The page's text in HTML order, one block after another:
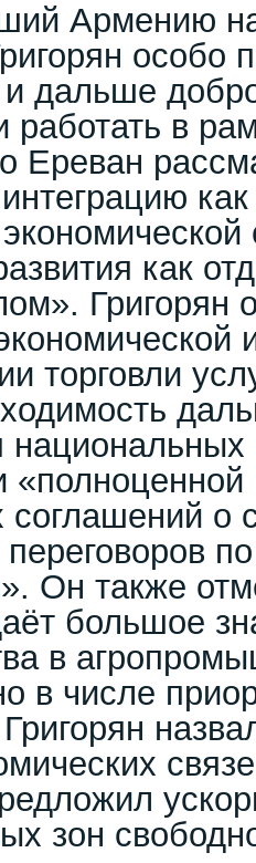
Армению
особо
и дальше
работать в
Ереван
как
Григорян
торговли
«полноценной
о
Он также
большое
в
в числе
зон